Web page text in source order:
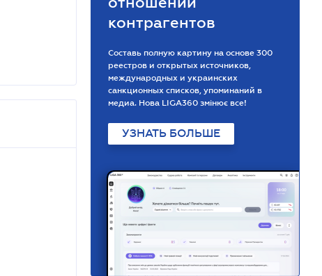
контрагентов
Составь полную картину на основе 300
реестров и открытых источников,
международных и украинских
санкционных списков, упоминаний в
медиа. Нова LIGA360 змінює все!
УЗНАТЬ БОЛЬШЕ